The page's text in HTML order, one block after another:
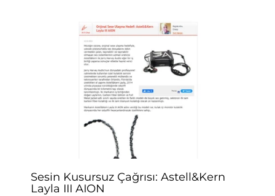
Sesin Kusursuz Çağrısı: Astell&Kern
Layla III AION